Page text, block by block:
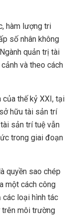
hàm lượng tri
số nhân không
quản trị tài
và theo cách
của thế kỷ XXI, tại
hữu tài sản trí
sản trí tuệ vẫn
trong giai đoạn
quyền sao chép
một cách công
các loại hình tác
môi trường